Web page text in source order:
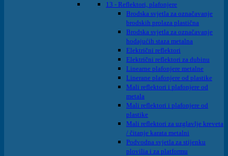
13 - Reflektori, plafonjere
Brodska svjetla za označavanje
brodskih prolaza plastična
Brodska svjetla za označavanje
hodajućih staza metalna
Električni reflektori
Električni reflektori za dubinu
Linearne plafonjere metalne
Linerane plafonjere od plastike
Mali reflektori i plafonjere od
metala
Mali reflektori i plafonjere od
plastike
Mali reflektori za uzglavlje kreveta
/ čitanje karata metalni
Podvodna svjetla za stijenku
plovilia i za platformu